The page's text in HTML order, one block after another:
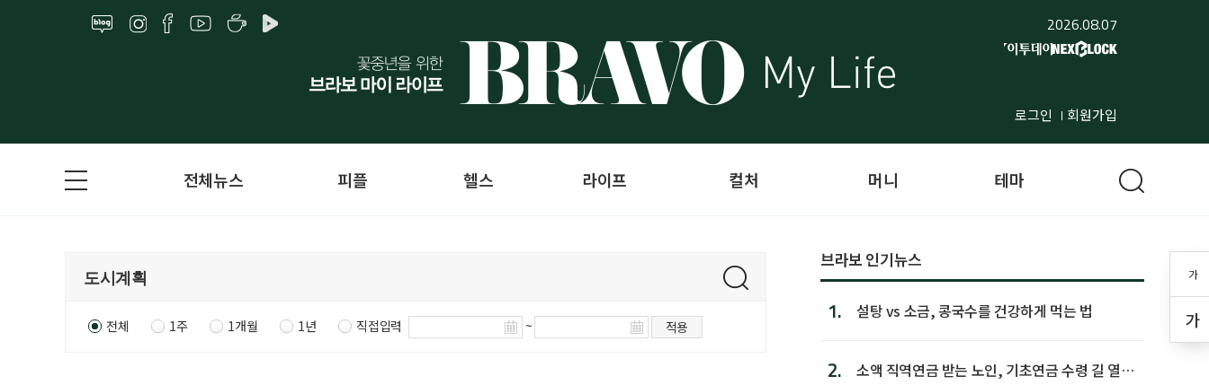
2026.08.07
로그인 회원가입
가
가
전체뉴스 피플 헬스 라이프 컬처 머니 테마
전체 1주 1개월 1년 직접입력 ~ 적용
브라보 인기뉴스
1. 설탕 vs 소금, 콩국수를 건강하게 먹는 법
2.
소액 직역연금 받는 노인, 기초연금 수령 길 열린